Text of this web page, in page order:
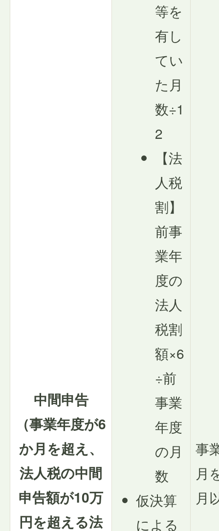
中間申告
（事業年度が6
か月を超え、
法人税の中間
申告額が10万
円を超える法
等を
有し
てい
た月
数÷1
2
【法
人税
割】
前事
業年
度の
法人
税割
額×6
÷前
事業
年度
の月
数
仮決算
による
事
月
月